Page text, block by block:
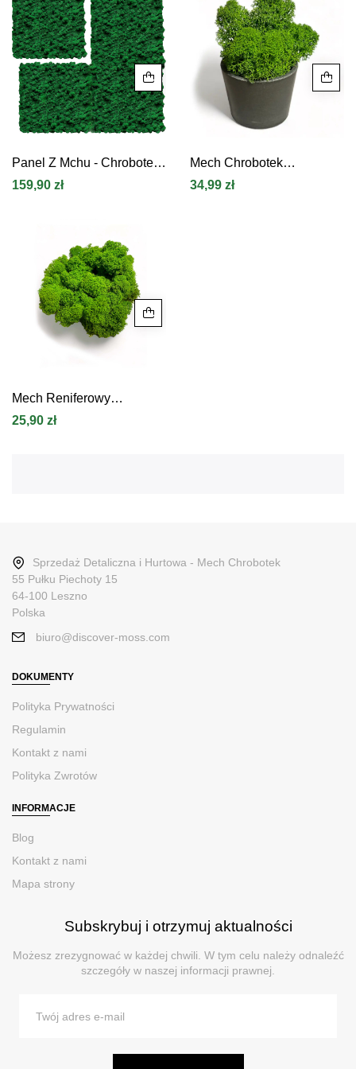
Panel Z Mchu - Chrobotek
Reniferowy
159,90 zł
Mech Chrobotek
Jasnozielony 15 Cm
34,99 zł
Mech Reniferowy
Stabilizowany Premium W
25,90 zł
Sprzedaż Detaliczna i Hurtowa - Mech Chrobotek
55 Pułku Piechoty 15
64-100 Leszno
Polska
biuro@discover-moss.com
DOKUMENTY
Polityka Prywatności
Regulamin
Kontakt z nami
Polityka Zwrotów
INFORMACJE
Blog
Kontakt z nami
Mapa strony
Subskrybuj i otrzymuj aktualności
Możesz zrezygnować w każdej chwili. W tym celu należy odnaleźć
szczegóły w naszej informacji prawnej.